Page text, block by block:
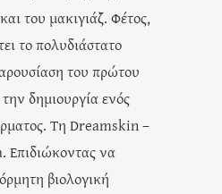
του μακιγιάζ. Φέτος,
το πολυδιάστατο
του πρώτου
δημιουργία ενός
Τη Dreamskin –
να
βιολογική